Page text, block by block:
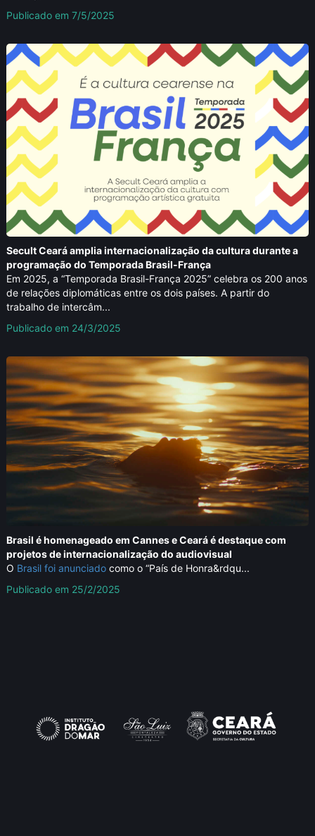
Publicado em 7/5/2025
Secult Ceará amplia internacionalização da cultura durante a
programação do Temporada Brasil-França
Em 2025, a “Temporada Brasil-França 2025” celebra os 200 anos
de relações diplomáticas entre os dois países. A partir do
trabalho de intercâm...
Publicado em 24/3/2025
Brasil é homenageado em Cannes e Ceará é destaque com
projetos de internacionalização do audiovisual
O Brasil foi anunciado como o “País de Honra&rdqu...
Publicado em 25/2/2025